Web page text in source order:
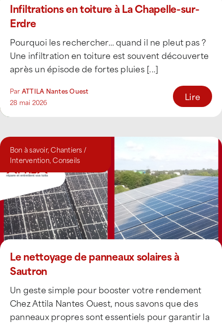
Infiltrations en toiture à La Chapelle-sur-
Erdre
Pourquoi les rechercher… quand il ne pleut pas ?
Une infiltration en toiture est souvent découverte
après un épisode de fortes pluies [...]
Par ATTILA Nantes Ouest
28 mai 2026
Lire
Bon à savoir,Chantiers /
Intervention,Conseils
Le nettoyage de panneaux solaires à
Sautron
Un geste simple pour booster votre rendement
Chez Attila Nantes Ouest, nous savons que des
panneaux propres sont essentiels pour garantir la